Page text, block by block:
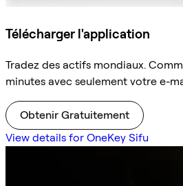
Télécharger l'application
Tradez des actifs mondiaux.
minutes avec seulement votre e-
Obtenir Gratuitement
View details for OneKey Sifu